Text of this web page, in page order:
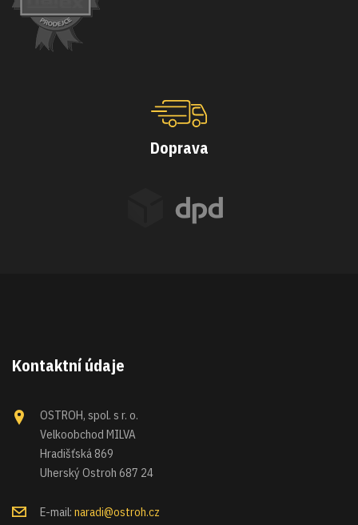
Doprava
Kontaktní údaje
OSTROH, spol. s r. o.
Velkoobchod MILVA
Hradišťská 869
Uherský Ostroh 687 24
E-mail: naradi@ostroh.cz